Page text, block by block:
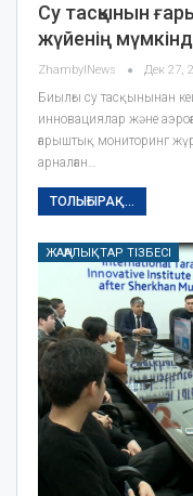
Су тасқынын
жүйенің
ZhambylNews Дек 27,
Биылғы су тасқынынан
инновациялар және
ғарыштық мониторинг
арналған…
ТОЛЫҒЫРАҚ...
ЖАҢАЛЫҚТАР ТІЗБЕСІ